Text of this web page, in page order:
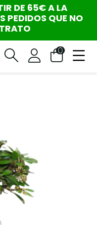
DE 65€ A LA
PEDIDOS QUE NO
0